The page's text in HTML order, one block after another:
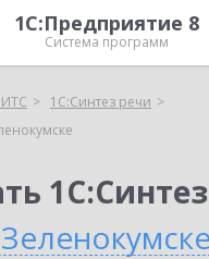
1С:Предприятие 8
Система программ
1С:Синтез речи